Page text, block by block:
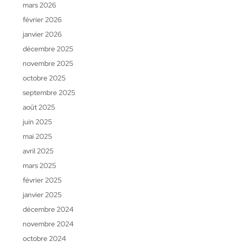
mars 2026
février 2026
janvier 2026
décembre 2025
novembre 2025
octobre 2025
septembre 2025
août 2025
juin 2025
mai 2025
avril 2025
mars 2025
février 2025
janvier 2025
décembre 2024
novembre 2024
octobre 2024